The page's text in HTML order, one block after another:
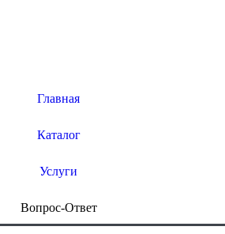
Главная
Каталог
Услуги
Вопрос-Ответ